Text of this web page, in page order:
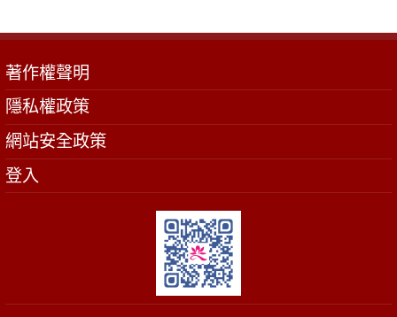
著作權聲明
隱私權政策
網站安全政策
登入